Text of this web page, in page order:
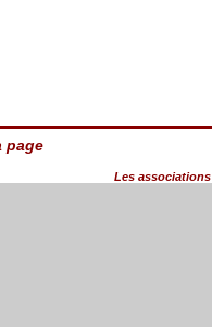
Les associations